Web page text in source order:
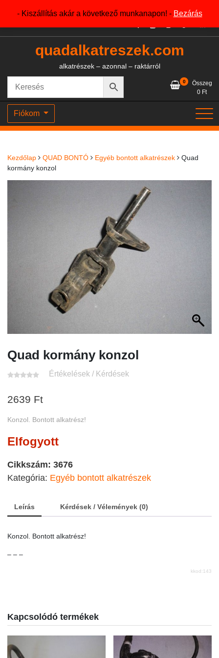
- Kiszállítás akár a következő munkanapon! - Bezárás
+36204327386
quadalkatreszek.com
alkatrészek – azonnal – raktárról
0
Összeg
0 Ft
Fiókom
Kezdőlap QUAD BONTÓ Egyéb bontott alkatrészek
Quad
kormány konzol
Quad kormány konzol
Értékelések / Kérdések
2639 Ft
Konzol. Bontott alkatrész!
Elfogyott
Cikkszám: 3676
Kategória: Egyéb bontott alkatrészek
Leírás Kérdések / Vélemények (0)
Konzol. Bontott alkatrész!
– – –
kkod:143
Kapcsolódó termékek